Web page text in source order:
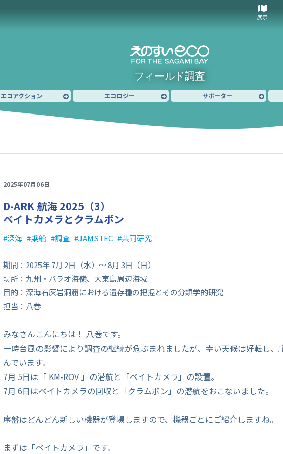
展示
フィールド調査
エコアクション エコロジー サポーター
2025年07月06日
D-ARK 航海 2025（3）
ベイトカメラとクラムボン
深海 乗船 調査 JAMSTEC 共同研究
期間：2025年 7月 2日（水）〜 8月 3日（日）
場所：九州・パラオ海嶺、大東島周辺海域
目的：深海石灰岩洞窟における遺存種の把握とその分類学的研究
担当：八巻
みなさんこんにちは！ 八巻です。
一時台風の影響により調査の継続が危ぶまれましたが、幸い天候は好転し、
んでいます。
7月 5日は「 KM-ROV 」の潜航と「ベイトカメラ」の設置。
7月 6日はベイトカメラの回収と「クラムボン」の潜航をおこないました。
序盤はどんどん新しい機器が登場しますので、機器ごとにご紹介しますね。
まずは「ベイトカメラ」です。